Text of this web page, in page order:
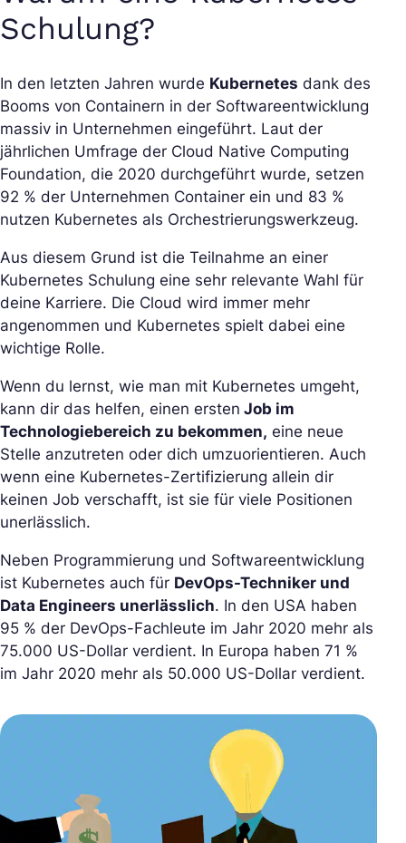
Schulung?
In den letzten Jahren wurde Kubernetes dank des
Booms von Containern in der Softwareentwicklung
massiv in Unternehmen eingeführt. Laut der
jährlichen Umfrage der Cloud Native Computing
Foundation, die 2020 durchgeführt wurde, setzen
92 % der Unternehmen Container ein und 83 %
nutzen Kubernetes als Orchestrierungswerkzeug.
Aus diesem Grund ist die Teilnahme an einer
Kubernetes Schulung eine sehr relevante Wahl für
deine Karriere. Die Cloud wird immer mehr
angenommen und Kubernetes spielt dabei eine
wichtige Rolle.
Wenn du lernst, wie man mit Kubernetes umgeht,
kann dir das helfen, einen ersten Job im
Technologiebereich zu bekommen, eine neue
Stelle anzutreten oder dich umzuorientieren. Auch
wenn eine Kubernetes-Zertifizierung allein dir
keinen Job verschafft, ist sie für viele Positionen
unerlässlich.
Neben Programmierung und Softwareentwicklung
ist Kubernetes auch für DevOps-Techniker und
Data Engineers unerlässlich. In den USA haben
95 % der DevOps-Fachleute im Jahr 2020 mehr als
75.000 US-Dollar verdient. In Europa haben 71 %
im Jahr 2020 mehr als 50.000 US-Dollar verdient.